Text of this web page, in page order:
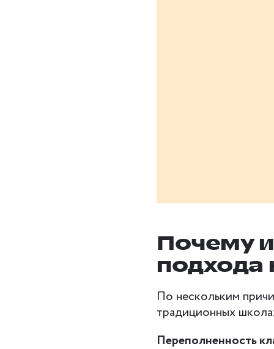
Почему
подхода
По нескольким
традиционных
Переполненность